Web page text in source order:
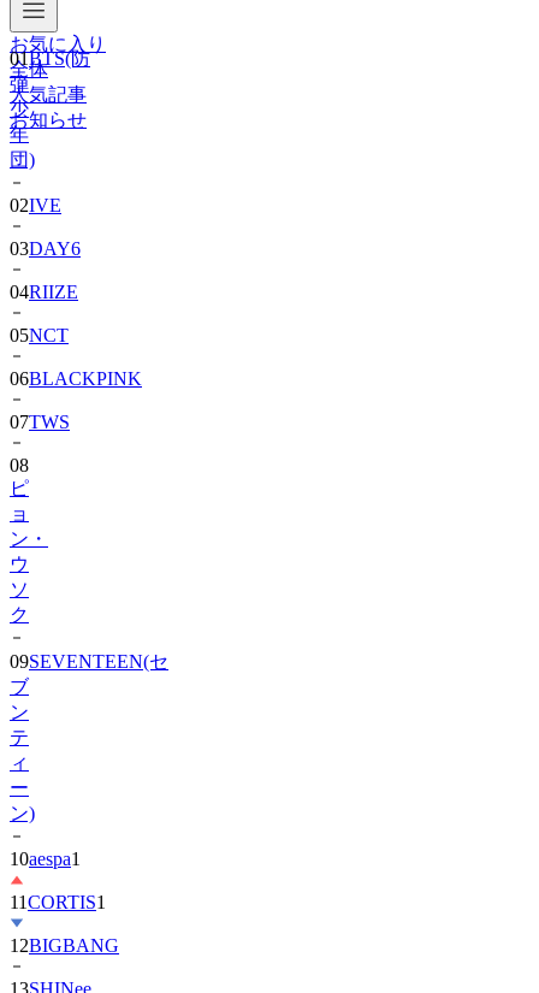
お気に入り
全体
人気記事
お知らせ
01BTS(防
弾
少
年
団)
02IVE
03DAY6
04RIIZE
05NCT
06BLACKPINK
07TWS
08
ピ
ョ
ン・
ウ
ソ
ク
09SEVENTEEN(セ
ブ
ン
テ
ィ
ー
ン)
10aespa1
11CORTIS1
12BIGBANG
13SHINee